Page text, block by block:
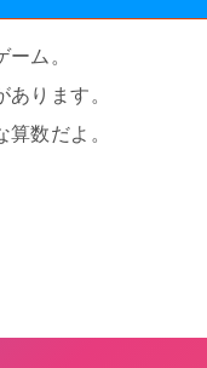
ム。
ります。
数だよ。